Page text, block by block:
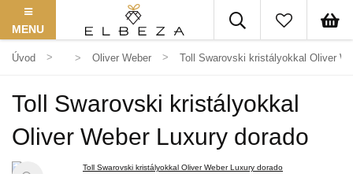
MENU
Úvod Oliver Weber Toll Swarovski kristályokkal Oliver
Toll Swarovski kristályokkal
Oliver Weber Luxury dorado